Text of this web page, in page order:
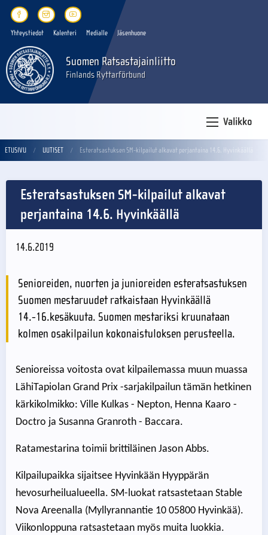
Yhteystiedot Kalenteri Medialle Jäsenhuone
Suomen Ratsastajainliitto
Finlands Ryttarförbund
Valikko
ETUSIVU UUTISET Esteratsastuksen SM-kilpailut alkavat perjantaina 14.6. Hyvinkäällä
Esteratsastuksen SM-kilpailut alkavat
perjantaina 14.6. Hyvinkäällä
14.6.2019
Senioreiden, nuorten ja junioreiden esteratsastuksen
Suomen mestaruudet ratkaistaan Hyvinkäällä
14.-16.kesäkuuta. Suomen mestariksi kruunataan
kolmen osakilpailun kokonaistuloksen perusteella.
Senioreissa voitosta ovat kilpailemassa muun muassa
LähiTapiolan Grand Prix -sarjakilpailun tämän hetkinen
kärkikolmikko: Ville Kulkas - Nepton, Henna Kaaro -
Doctro ja Susanna Granroth - Baccara.
Ratamestarina toimii brittiläinen Jason Abbs.
Kilpailupaikka sijaitsee Hyvinkään Hyyppärän
hevosurheilualueella. SM-luokat ratsastetaan Stable
Nova Areenalla (Myllyrannantie 10 05800 Hyvinkää).
Viikonloppuna ratsastetaan myös muita luokkia.